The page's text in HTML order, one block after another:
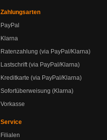
Zahlungsarten
PayPal
Klarna
Ratenzahlung (via PayPal/Klarna)
Lastschrift (via PayPal/Klarna)
Kreditkarte (via PayPal/Klarna)
Sofortüberweisung (Klarna)
Vorkasse
Service
Filialen